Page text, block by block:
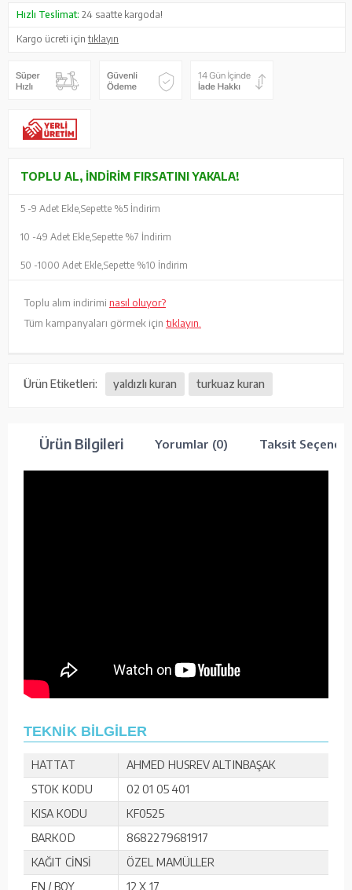
Hızlı Teslimat: 24 saatte kargoda!
Kargo ücreti içintıklayın
TOPLU AL, İNDIRIM FIRSATINI YAKALA!
5 -9 Adet Ekle, Sepette %5 İndirim
10 -49 Adet Ekle, Sepette %7 İndirim
50 -1000 Adet Ekle, Sepette %10 İndirim
Toplu alım indirimi nasıl oluyor?
Tüm kampanyaları görmek için tıklayın.
Ürün Etiketleri: yaldızlı kuran turkuaz kuran
Ürün Bilgileri Yorumlar (0) Taksit
TEKNİK BİLGİLER
HATTAT
AHMED HUSREV ALTINBAŞAK
STOK KODU
02 01 05 401
KISA KODU
KF0525
BARKOD
8682279681917
KAĞIT CİNSİ
ÖZEL MAMÜLLER
EN / BOY
12 X 17